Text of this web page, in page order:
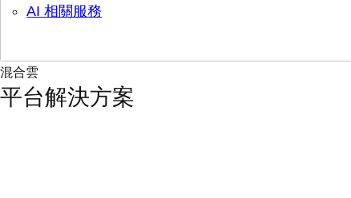
AI 相關服務
混合雲
平台解決方案